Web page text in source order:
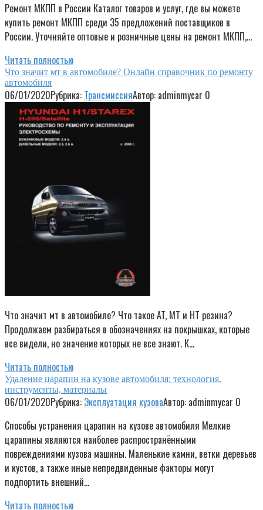
Ремонт МКПП в России Каталог товаров и услуг, где вы можете
купить ремонт МКПП среди 35 предложений поставщиков в
России. Уточняйте оптовые и розничные цены на ремонт МКПП,…
Читать полностью
Что значит мт в автомобиле? Онлайн справочник по ремонту
автомобиля
06/01/2020Рубрика: ТрансмиссияАвтор: adminmycar 0
Что значит мт в автомобиле? Что такое AT, MT и HT резина?
Продолжаем разбираться в обозначениях на покрышках, которые
все видели, но значение которых не все знают. К…
Читать полностью
Удаление царапин на кузове автомобиля: технология,
инструменты, материалы
06/01/2020Рубрика: Эксплуатация кузоваАвтор: adminmycar 0
Способы устранения царапин на кузове автомобиля Мелкие
царапины являются наиболее распространёнными
повреждениями кузова машины. Маленькие камни, ветки деревьев
и кустов, а также иные непредвиденные факторы могут
подпортить внешний…
Читать полностью